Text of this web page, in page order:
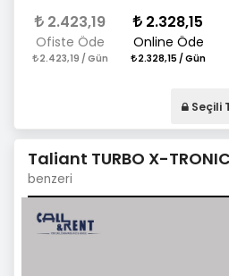
2.423,19
Ofiste Öde
2.423,19 / Gün
2.328,15
Online Öde
2.328,15 / Gün
Seçili
Taliant TURBO X-
benzeri